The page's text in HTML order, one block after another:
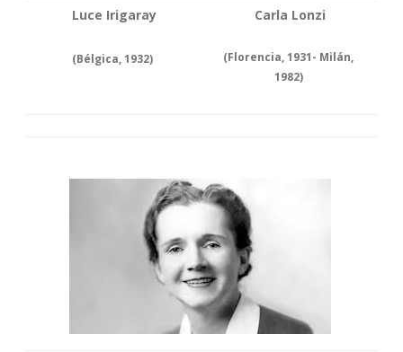
Luce Irigaray
(Bélgica, 1932)
Carla Lonzi
(Florencia, 1931- Milán,
1982)